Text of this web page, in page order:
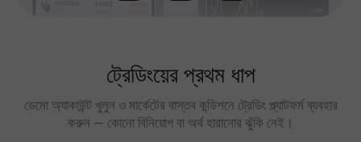
ট্রেডিংয়ের প্রথম ধাপ
ডেমো অ্যাকাউন্ট খুলুন ও মার্কেটের বাস্তব কন্ডিশনে ট্রেডিং প্ল্যাটফর্ম ব্যবহার
করুন — কোনো বিনিয়োগ বা অর্থ হারানোর ঝুঁকি নেই।